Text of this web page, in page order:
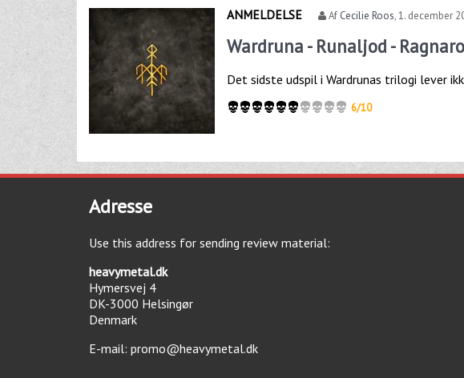
ANMELDELSE
Af Cecilie Roos,1. december
Wardruna - Runaljod -
Det sidste udspil i Wardrunas trilogi lever
6/10
Adresse
Use this address for sending review material:
heavymetal.dk
Hymersvej 4
DK-3000 Helsingør
Denmark
E-mail: promo@heavymetal.dk